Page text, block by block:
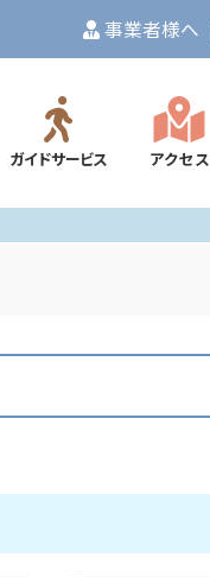
事業者様へ
ガイドサービス アクセス